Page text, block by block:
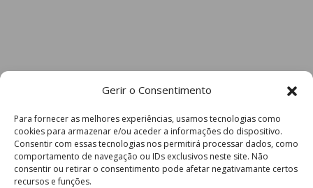
Gerir o Consentimento
Para fornecer as melhores experiências, usamos tecnologias como
cookies para armazenar e/ou aceder a informações do dispositivo.
Consentir com essas tecnologias nos permitirá processar dados, como
comportamento de navegação ou IDs exclusivos neste site. Não
consentir ou retirar o consentimento pode afetar negativamante certos
recursos e funções.